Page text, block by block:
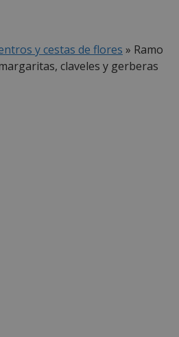
y cestas de flores » Ramo
claveles y gerberas